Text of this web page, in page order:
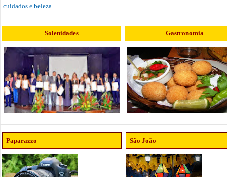
cuidados e beleza
Solenidades Gastronomia
Paparazzo São João